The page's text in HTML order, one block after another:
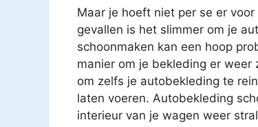
Maar je hoeft niet per se er
gevallen is het slimmer om je
schoonmaken kan een hoop
manier om je bekleding er
om zelfs je autobekleding te
laten voeren. Autobekleding
interieur van je wagen weer